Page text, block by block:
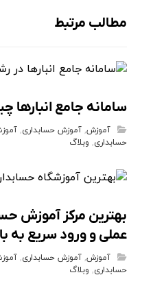
مطالب مرتبط
سامانه جامع انبارها
آموزش,آموزش حسابداری,
حسابداری, وبلاگ
بهترین مرکز آموزش
عملی و ورود سریع به
آموزش,آموزش حسابداری,
حسابداری, وبلاگ